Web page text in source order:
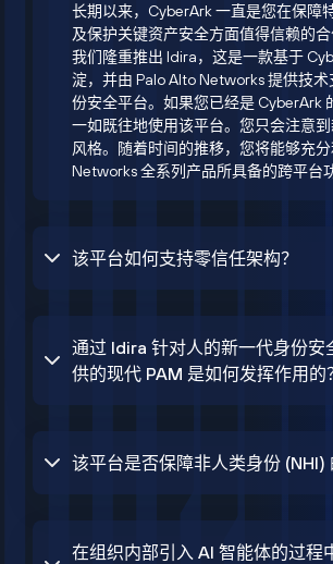
长期以来，CyberArk 一直是您在保障
及保护关键资产安全方面值得信赖的合
我们隆重推出 Idira，这是一款基于
淀，并由 Palo Alto Networks 提供技
份安全平台。如果您已经是 CyberArk
一如既往地使用该平台。您只会注意
风格。随着时间的推移，您将能够充
Networks 全系列产品所具备的跨平台
该平台如何支持零信任架构？
通过 Idira 针对人的新一代身份安
供的现代 PAM 是如何发挥作用的
该平台是否保障非人类身份 (NHI)
在组织内部引入 AI 智能体的过程